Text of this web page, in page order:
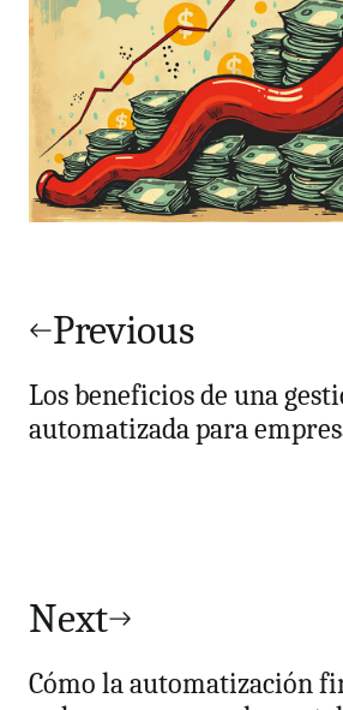
de
entradas
Previous
Los beneficios de una
automatizada para
Next
Cómo la automatización